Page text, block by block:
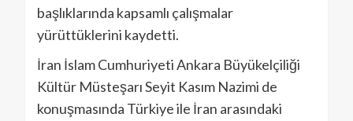
başlıklarında kapsamlı çalışmalar
yürüttüklerini kaydetti.
İran İslam Cumhuriyeti Ankara Büyükelçiliği
Kültür Müsteşarı Seyit Kasım Nazimi de
konuşmasında Türkiye ile İran arasındaki